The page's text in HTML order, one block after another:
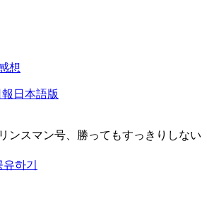
想
報日本語版
ンスマン号、勝ってもすっきりしない
유하기